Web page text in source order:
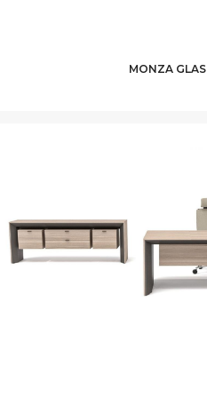
MONZA GLAS